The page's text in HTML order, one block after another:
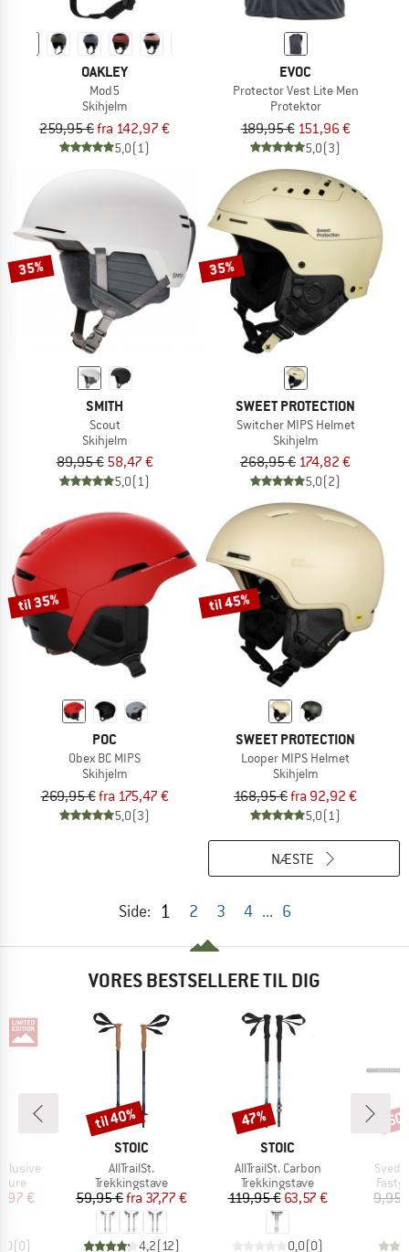
OAKLEY
Mod5
Skihjelm
259,95 €fra 142,97 €
5,0(1)
EVOC
Protector Vest Lite Men
Protektor
189,95 € 151,96 €
5,0(3)
35%
SMITH
Scout
Skihjelm
89,95 € 58,47 €
5,0(1)
35%
SWEET PROTECTION
Switcher MIPS Helmet
Skihjelm
268,95 € 174,82 €
5,0(2)
til 35%
POC
Obex BC MIPS
Skihjelm
269,95 €fra 175,47 €
5,0(3)
til 45%
SWEET PROTECTION
Looper MIPS Helmet
Skihjelm
168,95 €fra 92,92 €
5,0(1)
Side: 1 2 3 4 ... 6
NÆSTE
VORES BESTSELLERE TIL DIG
pris
€
(0)
MÆRKE
STOIC
Artikel
AllTrailSt.
Produktgruppe
Trekkingstave
Pris
59,95 € Nedsat pris
fra 37,77 €
4,2( 12)
Rabat
til 40%
MÆRKE
STOIC
Artikel
AllTrailSt. Carbon
Produktgruppe
Trekkingstave
Pris
119,95 €Nedsat pris
63,57 €
0,0(0)
Rabat
47%
Artikel
9,95